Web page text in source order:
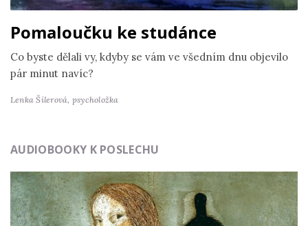
Pomaloučku ke studánce
Co byste dělali vy, kdyby se vám ve všedním dnu objevilo
pár minut navíc?
Lenka Šilerová, psycholožka
AUDIOBOOKY K POSLECHU